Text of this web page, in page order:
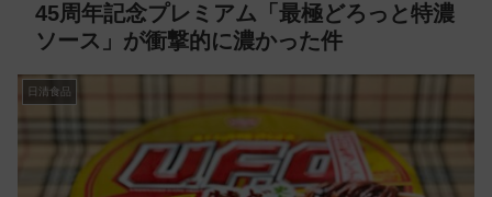
45周年記念プレミアム「最極どろっと特濃
ソース」が衝撃的に濃かった件
日清食品